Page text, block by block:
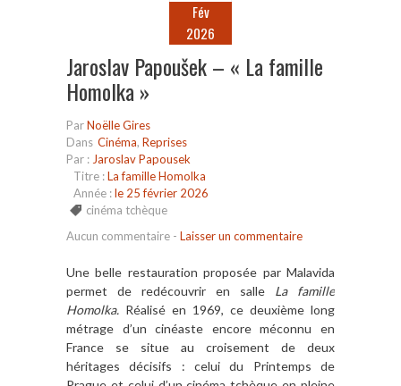
Fév
2026
Jaroslav Papoušek – « La famille
Homolka »
ParNoëlle Gires
Dans Cinéma, Reprises
Par : Jaroslav Papousek
Titre :La famille Homolka
Année :le 25 février 2026
cinéma tchèque
Aucun commentaire - Laisser un commentaire
Une belle restauration proposée par Malavida
permet de redécouvrir en salle La famille
Homolka. Réalisé en 1969, ce deuxième long
métrage d’un cinéaste encore méconnu en
France se situe au croisement de deux
héritages décisifs : celui du Printemps de